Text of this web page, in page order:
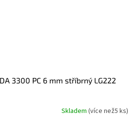
3300 PC 6 mm stříbrný LG222
Skladem (více než5 ks)